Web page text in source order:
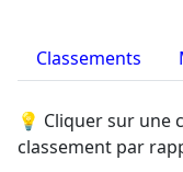
Classements
💡 Cliquer sur une
classement par